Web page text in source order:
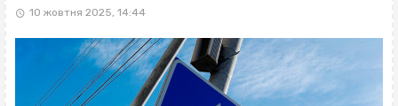
10 жовтня 2025, 14:44